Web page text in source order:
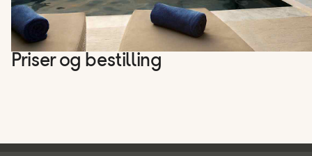
Priser og bestilling